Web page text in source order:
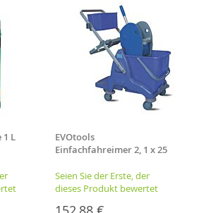
1 L
EVOtools
Einfachfahreimer 2, 1 x 25
Seien Sie der Erste, der
dieses Produkt bewertet